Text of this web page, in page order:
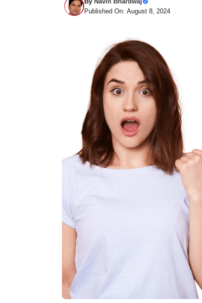
Published On: August 8, 2024